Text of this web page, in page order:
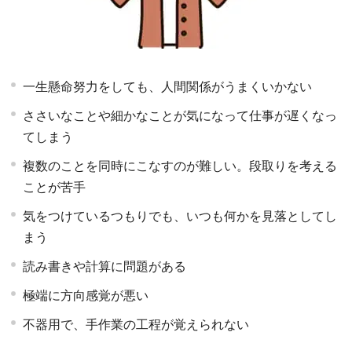
一生懸命努力をしても、人間関係がうまくいかない
ささいなことや細かなことが気になって仕事が遅くなっ
てしまう
複数のことを同時にこなすのが難しい。段取りを考える
ことが苦手
気をつけているつもりでも、いつも何かを見落としてし
まう
読み書きや計算に問題がある
極端に方向感覚が悪い
不器用で、手作業の工程が覚えられない